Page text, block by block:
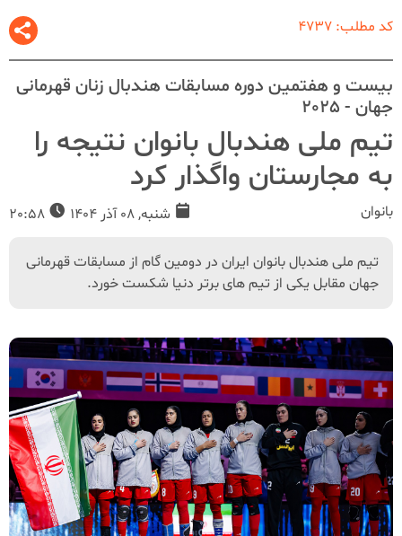
کد مطلب: 4737
بیست و هفتمین دوره مسابقات هندبال زنان قهرمانی
جهان - 2025
تیم ملی هندبال بانوان نتیجه را
به مجارستان واگذار کرد
بانوان شنبه, 08 آذر 1404
تیم ملی هندبال بانوان ایران در دومین گام از مسابقات قهرمانی
جهان مقابل یکی از تیم های برتر دنیا شکست خورد.